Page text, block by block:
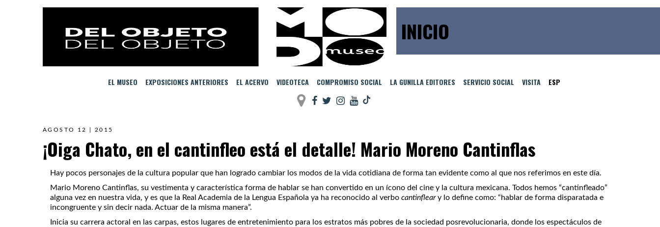
INICIO
EL MUSEO EXPOSICIONES ANTERIORES EL ACERVO VIDEOTECA COMPROMISO SOCIAL LA GUNILLA EDITORES SERVICIO SOCIAL VISITA ESP
AGOSTO 12 | 2015
¡Oiga Chato, en el cantinfleo está el detalle! Mario Moreno Cantinflas
Hay pocos personajes de la cultura popular que han logrado cambiar los modos de la vida cotidiana de forma tan evidente como al que nos referimos en este día.
Mario Moreno Cantinflas, su vestimenta y característica forma de hablar se han convertido en un ícono del cine y la cultura mexicana. Todos hemos “cantinfleado”
alguna vez en nuestra vida, y es que la Real Academia de la Lengua Española ya ha reconocido al verbo cantinfleary lo define como: “hablar de forma disparatada e
incongruente y sin decir nada. Actuar de la misma manera”.
Inicia su carrera actoral en las carpas, estos lugares de entretenimiento para los estratos más pobres de la sociedad posrevolucionaria, donde los espectáculos de